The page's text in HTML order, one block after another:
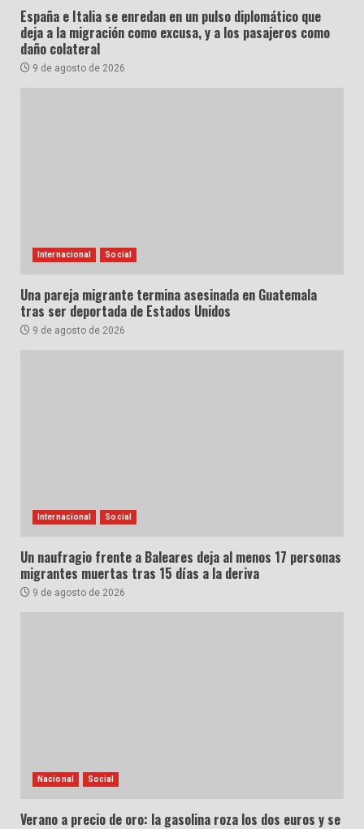
España e Italia se enredan en un pulso diplomático que
deja a la migración como excusa, y a los pasajeros como
daño colateral
9 de agosto de 2026
Internacional Social
Una pareja migrante termina asesinada en Guatemala
tras ser deportada de Estados Unidos
9 de agosto de 2026
Internacional Social
Un naufragio frente a Baleares deja al menos 17 personas
migrantes muertas tras 15 días a la deriva
9 de agosto de 2026
Nacional Social
Verano a precio de oro: la gasolina roza los dos euros y se